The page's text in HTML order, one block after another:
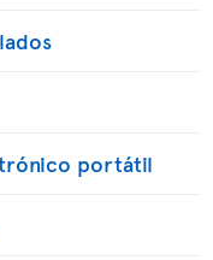
portátil